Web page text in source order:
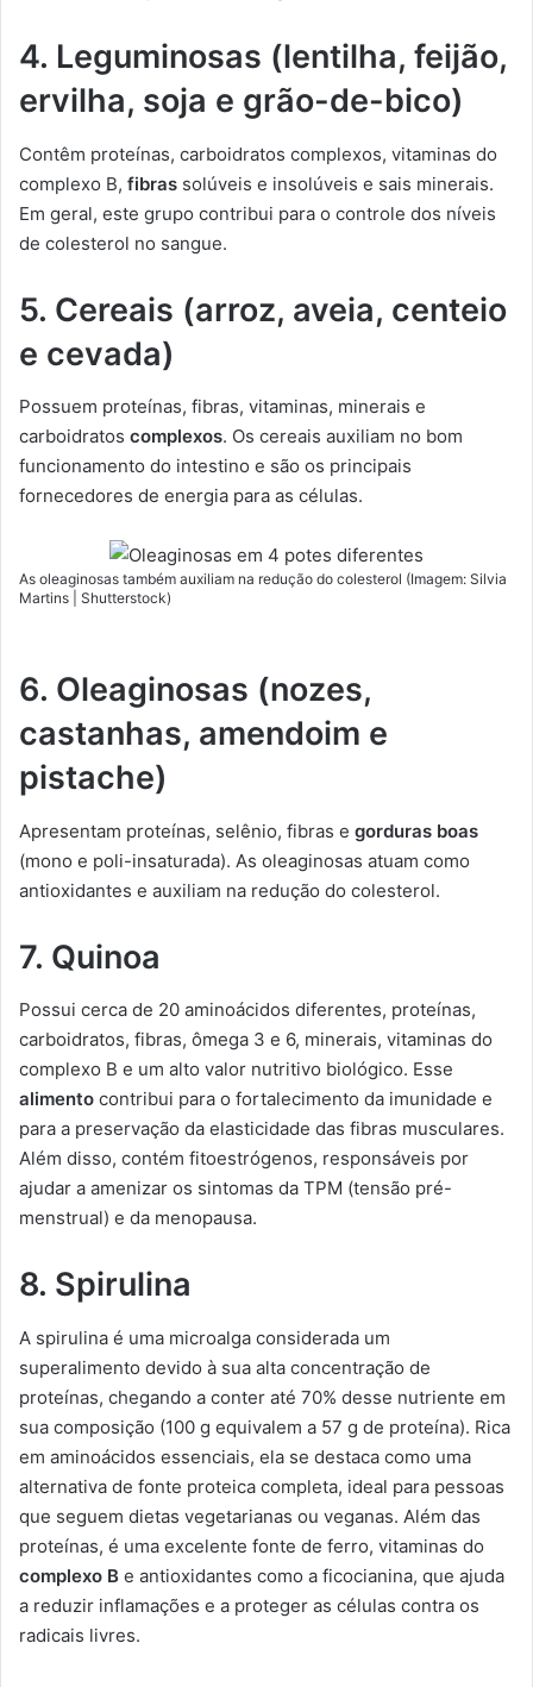
4. Leguminosas (lentilha, feijão,
ervilha, soja e grão-de-bico)
Contêm proteínas, carboidratos complexos, vitaminas do
complexo B, fibras solúveis e insolúveis e sais minerais.
Em geral, este grupo contribui para o controle dos níveis
de colesterol no sangue.
5. Cereais (arroz, aveia, centeio
e cevada)
Possuem proteínas, fibras, vitaminas, minerais e
carboidratos complexos. Os cereais auxiliam no bom
funcionamento do intestino e são os principais
fornecedores de energia para as células.
As oleaginosas também auxiliam na redução do colesterol (Imagem: Silvia
Martins | Shutterstock)
6. Oleaginosas (nozes,
castanhas, amendoim e
pistache)
Apresentam proteínas, selênio, fibras e gorduras boas
(mono e poli-insaturada). As oleaginosas atuam como
antioxidantes e auxiliam na redução do colesterol.
7. Quinoa
Possui cerca de 20 aminoácidos diferentes, proteínas,
carboidratos, fibras, ômega 3 e 6, minerais, vitaminas do
complexo B e um alto valor nutritivo biológico. Esse
alimento contribui para o fortalecimento da imunidade e
para a preservação da elasticidade das fibras musculares.
Além disso, contém fitoestrógenos, responsáveis por
ajudar a amenizar os sintomas da TPM (tensão pré-
menstrual) e da menopausa.
8. Spirulina
A spirulina é uma microalga considerada um
superalimento devido à sua alta concentração de
proteínas, chegando a conter até 70% desse nutriente em
sua composição (100 g equivalem a 57 g de proteína). Rica
em aminoácidos essenciais, ela se destaca como uma
alternativa de fonte proteica completa, ideal para pessoas
que seguem dietas vegetarianas ou veganas. Além das
proteínas, é uma excelente fonte de ferro, vitaminas do
complexo B e antioxidantes como a ficocianina, que ajuda
a reduzir inflamações e a proteger as células contra os
radicais livres.